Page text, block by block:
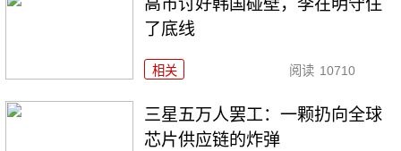
高市讨好韩国碰壁，李在明守住
了底线
相关 阅读 10710
三星五万人罢工：一颗扔向全球
芯片供应链的炸弹